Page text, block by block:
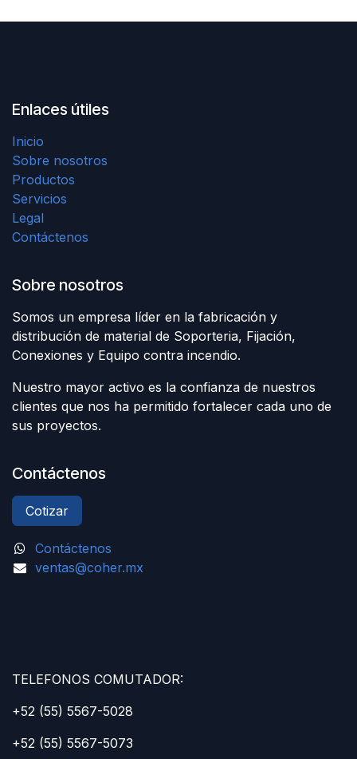
Enlaces útiles
Inicio
Sobre nosotros
Productos
Servicios
Legal
Contáctenos
Sobre nosotros
Somos un empresa líder en la fabricación y
distribución de material de Soporteria, Fijación,
Conexiones y Equipo contra incendio.
Nuestro mayor activo es la confianza de nuestros
clientes que nos ha permitido fortalecer cada uno de
sus proyectos.
Contáctenos
Cotizar
Contáctenos
ventas@coher.mx
TELEFONOS COMUTADOR:
+52 (55) 5567-5028
+52 (55) 5567-5073